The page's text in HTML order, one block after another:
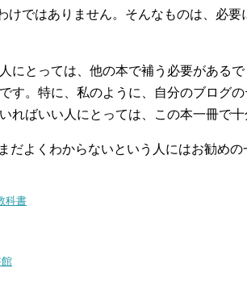
けではありません。そんなものは、必要
とっては、他の本で補う必要があるで
す。特に、私のように、自分のブログ
ばいい人にとっては、この本一冊で十
よくわからないという人にはお勧めの
科書
館